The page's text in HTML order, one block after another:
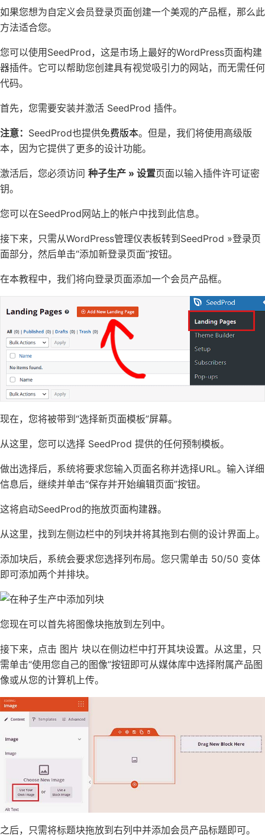
如果您想为自定义会员登录页面创建一个美观的产品框，那么此
方法适合您。
您可以使用SeedProd，这是市场上最好的WordPress页面构建
器插件。它可以帮助您创建具有视觉吸引力的网站，而无需任何
代码。
首先，您需要安装并激活 SeedProd 插件。
注意： SeedProd也提供免费版本。但是，我们将使用高级版
本，因为它提供了更多的设计功能。
激活后，您必须访问 种子生产 » 设置页面以输入插件许可证密
钥。
您可以在SeedProd网站上的帐户中找到此信息。
接下来，只需从WordPress管理仪表板转到SeedProd »登录页
面部分，然后单击“添加新登录页面”按钮。
在本教程中，我们将向登录页面添加一个会员产品框。
现在，您将被带到“选择新页面模板”屏幕。
从这里，您可以选择 SeedProd 提供的任何预制模板。
做出选择后，系统将要求您输入页面名称并选择URL。输入详细
信息后，继续并单击“保存并开始编辑页面”按钮。
这将启动SeedProd的拖放页面构建器。
从这里，找到左侧边栏中的列块并将其拖到右侧的设计界面上。
添加块后，系统会要求您选择列布局。您只需单击 50/50 变体
即可添加两个并排块。
您现在可以首先将图像块拖放到左列中。
接下来，点击 图片 块以在侧边栏中打开其块设置。从这里，只
需单击“使用您自己的图像”按钮即可从媒体库中选择附属产品图
像或从您的计算机上传。
之后，只需将标题块拖放到右列中并添加会员产品标题即可。